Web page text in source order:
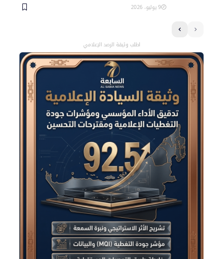
9 يوليو، 2026
اطلب وثيقة الرصد الإعلامي